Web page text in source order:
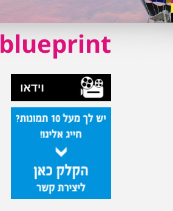
blueprint